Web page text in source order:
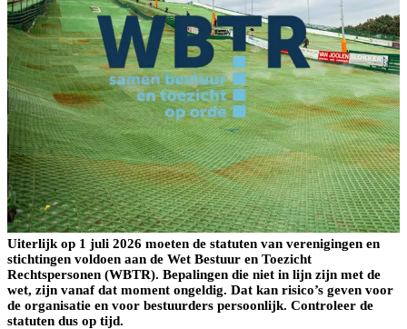
Uiterlijk op 1 juli 2026 moeten de statuten van verenigingen en
stichtingen voldoen aan de Wet Bestuur en Toezicht
Rechtspersonen (WBTR). Bepalingen die niet in lijn zijn met de
wet, zijn vanaf dat moment ongeldig. Dat kan risico’s geven voor
de organisatie en voor bestuurders persoonlijk. Controleer de
statuten dus op tijd.